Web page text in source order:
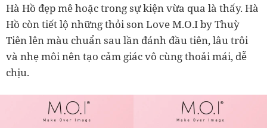
Hà Hồ đẹp mê hoặc trong sự kiện vừa qua là thấy. Hà
Hồ còn tiết lộ những thỏi son Love M.O.I by Thuỳ
Tiên lên màu chuẩn sau lần đánh đầu tiên, lâu trôi
và nhẹ môi nên tạo cảm giác vô cùng thoải mái, dễ
chịu.